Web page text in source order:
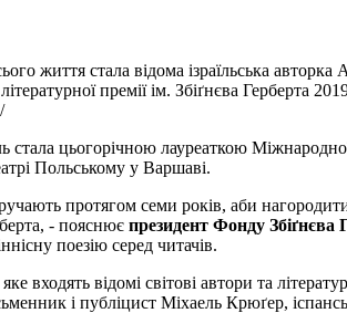
життя стала відома ізраїльська авторка
цьогорічною лауреаткою
Польському у Варшаві.
протягом семи років, аби
- пояснює президент Фонду
поезію серед читачів.
входять відомі світові автори та
і публіцист Міхаель Крюґер,